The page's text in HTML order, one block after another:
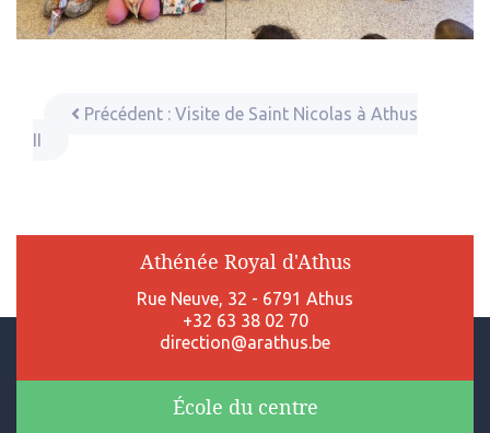
Précédent : Visite de Saint Nicolas à Athus
II
Athénée Royal d'Athus
Rue Neuve, 32 - 6791 Athus
+32 63 38 02 70
direction@arathus.be
École du centre